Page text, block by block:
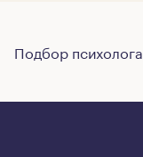
Подбор психолога